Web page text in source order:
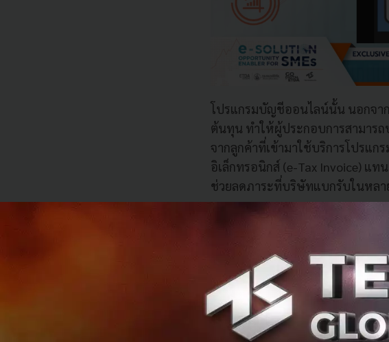
โปรแกรมบัญชีออนไลน์นั้น นอกจา
ต้นทุน ทำให้ผู้ประกอบการสามาร
จากลูกค้าที่เข้ามาใช้บริการโปรแ
อิเล็กทรอนิกส์ (e-Tax Invoice) แ
ช่วยลดภาระที่บริษัทแบกรับในหลา
“เดิมทีบางธุรกิจต้องใช้นักบัญชีหล
นอกจากนั้น ระบบบัญชีออนไลน์ยัง
ที่ต้องอาศัยความละเอียด และแม่
ช่วยป้องกันความผิดพลาดได้เป็น